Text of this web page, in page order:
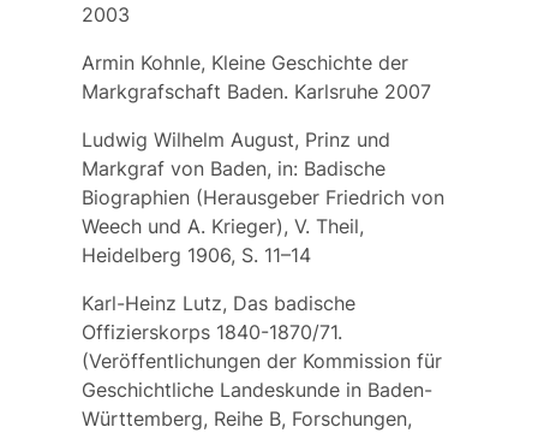
2003
Armin Kohnle, Kleine Geschichte der
Markgrafschaft Baden. Karlsruhe 2007
Ludwig Wilhelm August, Prinz und
Markgraf von Baden, in: Badische
Biographien (Herausgeber Friedrich von
Weech und A. Krieger), V. Theil,
Heidelberg 1906, S. 11–14
Karl-Heinz Lutz, Das badische
Offizierskorps 1840-1870/71.
(Veröffentlichungen der Kommission für
Geschichtliche Landeskunde in Baden-
Württemberg, Reihe B, Forschungen,